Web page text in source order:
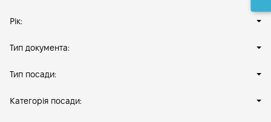
Рік:
Тип документа:
Тип посади:
Категорія посади: